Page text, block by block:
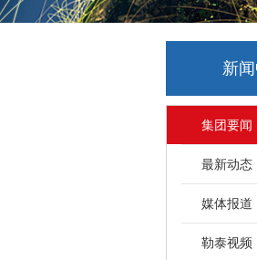
新
集团要闻
最新动态
媒体报道
勒泰视频